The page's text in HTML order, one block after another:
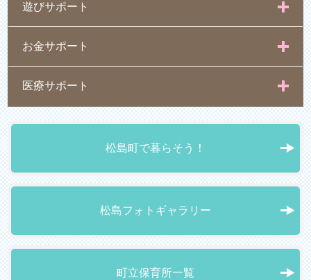
遊びサポート
お金サポート
医療サポート
松島町で暮らそう！
松島フォトギャラリー
町立保育所一覧